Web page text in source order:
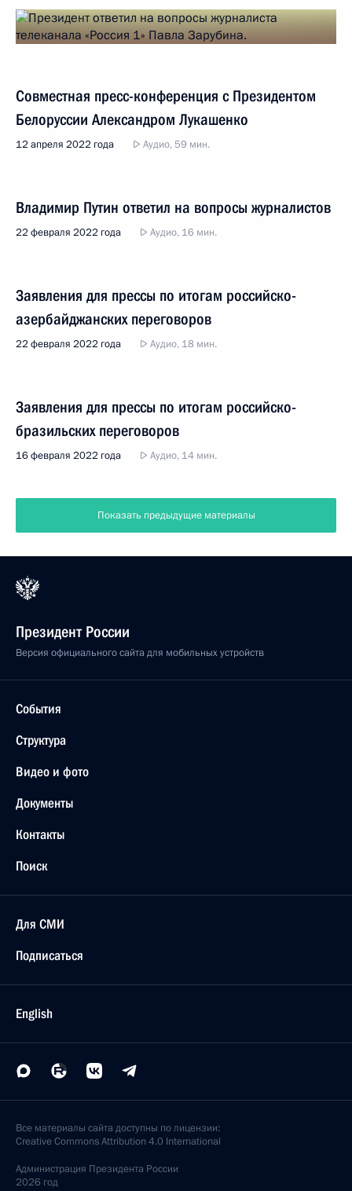
Совместная пресс-конференция с Президентом
Белоруссии Александром Лукашенко
12 апреля 2022 года Аудио, 59 мин.
Владимир Путин ответил на вопросы журналистов
22 февраля 2022 года Аудио, 16 мин.
Заявления для прессы по итогам российско-
азербайджанских переговоров
22 февраля 2022 года Аудио, 18 мин.
Заявления для прессы по итогам российско-
бразильских переговоров
16 февраля 2022 года Аудио, 14 мин.
Показать предыдущие материалы
Президент России
Версия официального сайта для мобильных устройств
События
Структура
Видео и фото
Документы
Контакты
Поиск
Для СМИ
Подписаться
English
Все материалы сайта доступны по лицензии:
Creative Commons Attribution 4.0 International
Администрация Президента России
2026 год